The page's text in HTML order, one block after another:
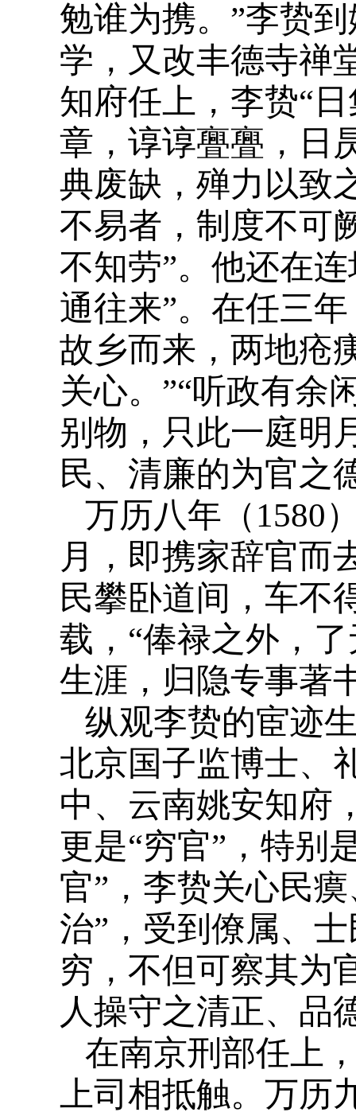
勉谁为携。”李贽
学，又改丰德寺禅
知府任上，李贽“
章，谆谆亹亹，日
典废缺，殚力以致
不易者，制度不可
不知劳”。他还在
通往来”。在任三
故乡而来，两地疮
关心。”“听政有余
别物，只此一庭明
民、清廉的为官之
万历八年（1580
月，即携家辞官而
民攀卧道间，车不
载，“俸禄之外，
生涯，归隐专事著
纵观李贽的宦迹
北京国子监博士、
中、云南姚安知府
更是“穷官”，特别
官”，李贽关心民
治”，受到僚属、
穷，不但可察其为
人操守之清正、品
在南京刑部任上
上司相抵触。万历